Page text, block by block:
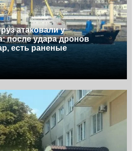
атаковали у
после удара дронов
есть раненые